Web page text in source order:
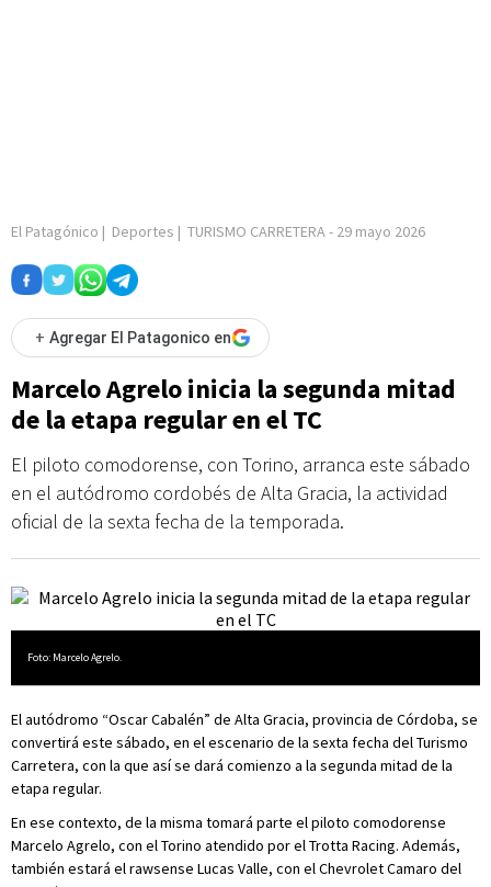
El Patagónico | Deportes | TURISMO CARRETERA- 29 mayo 2026
+ Agregar El Patagonico en
Marcelo Agrelo inicia la segunda mitad
de la etapa regular en el TC
El piloto comodorense, con Torino, arranca este sábado
en el autódromo cordobés de Alta Gracia, la actividad
oficial de la sexta fecha de la temporada.
Foto: Marcelo Agrelo.
El autódromo “Oscar Cabalén” de Alta Gracia, provincia de Córdoba, se
convertirá este sábado, en el escenario de la sexta fecha del Turismo
Carretera, con la que así se dará comienzo a la segunda mitad de la
etapa regular.
En ese contexto, de la misma tomará parte el piloto comodorense
Marcelo Agrelo, con el Torino atendido por el Trotta Racing. Además,
también estará el rawsense Lucas Valle, con el Chevrolet Camaro del